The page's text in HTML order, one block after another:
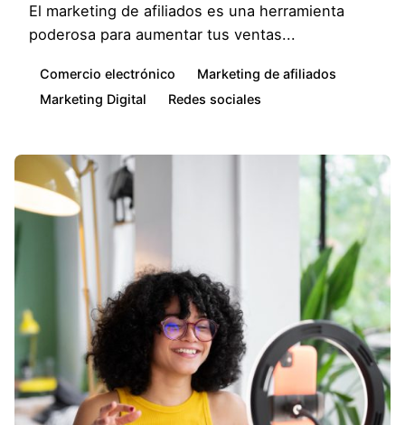
El marketing de afiliados es una herramienta
poderosa para aumentar tus ventas...
Comercio electrónico
Marketing de afiliados
Marketing Digital
Redes sociales